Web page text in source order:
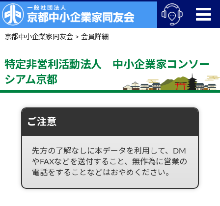
京都中小企業家同友会> 会員詳細
特定非営利活動法人 中小企業家コンソー
シアム京都
ご注意
先方の了解なしに本データを利用して、DM
やFAXなどを送付すること、無作為に営業の
電話をすることなどはおやめください。